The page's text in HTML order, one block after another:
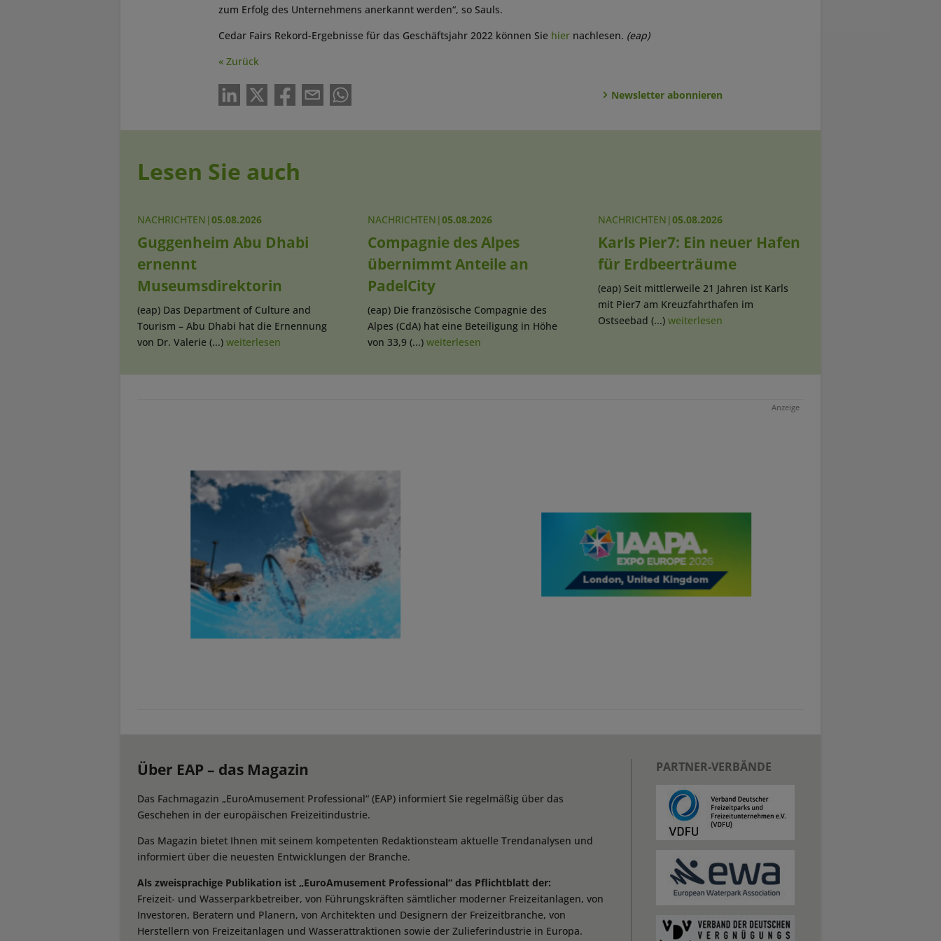
zum Erfolg des Unternehmens anerkannt werden“, so Sauls.
Cedar Fairs Rekord-Ergebnisse für das Geschäftsjahr 2022 können Sie hier nachlesen. (eap)
« Zurück
Newsletter abonnieren
Lesen Sie auch
NACHRICHTEN |05.08.2026
Guggenheim Abu Dhabi
ernennt
Museumsdirektorin
(eap) Das Department of Culture and
Tourism – Abu Dhabi hat die Ernennung
von Dr. Valerie (...) weiterlesen
NACHRICHTEN |05.08.2026
Compagnie des Alpes
übernimmt Anteile an
PadelCity
(eap) Die französische Compagnie des
Alpes (CdA) hat eine Beteiligung in Höhe
von 33,9 (...) weiterlesen
NACHRICHTEN |05.08.2026
Karls Pier7: Ein neuer Hafen
für Erdbeerträume
(eap) Seit mittlerweile 21 Jahren ist Karls
mit Pier7 am Kreuzfahrthafen im
Ostseebad (...) weiterlesen
Anzeige
Über EAP – das Magazin
Das Fachmagazin „EuroAmusement Professional“ (EAP) informiert Sie regelmäßig über das
Geschehen in der europäischen Freizeitindustrie.
Das Magazin bietet Ihnen mit seinem kompetenten Redaktionsteam aktuelle Trendanalysen und
informiert über die neuesten Entwicklungen der Branche.
Als zweisprachige Publikation ist „EuroAmusement Professional“ das Pflichtblatt der:
Freizeit- und Wasserparkbetreiber, von Führungskräften sämtlicher moderner Freizeitanlagen, von
Investoren, Beratern und Planern, von Architekten und Designern der Freizeitbranche, von
Herstellern von Freizeitanlagen und Wasserattraktionen sowie der Zulieferindustrie in Europa.
PARTNER-VERBÄNDE